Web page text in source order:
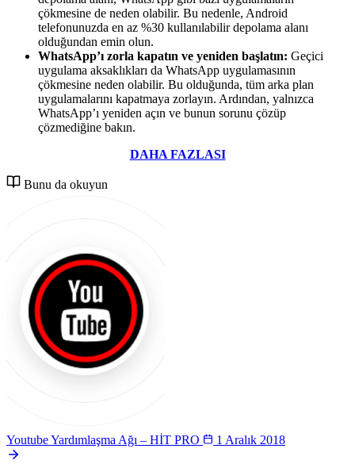
çökmesine de neden olabilir. Bu nedenle, Android
telefonunuzda en az %30 kullanılabilir depolama alanı
olduğundan emin olun.
WhatsApp’ı zorla kapatın ve yeniden başlatın: Geçici
uygulama aksaklıkları da WhatsApp uygulamasının
çökmesine neden olabilir. Bu olduğunda, tüm arka plan
uygulamalarını kapatmaya zorlayın. Ardından, yalnızca
WhatsApp’ı yeniden açın ve bunun sorunu çözüp
çözmediğine bakın.
DAHA FAZLASI
Bunu da okuyun
Youtube Yardımlaşma Ağı – HİT PRO 1 Aralık 2018